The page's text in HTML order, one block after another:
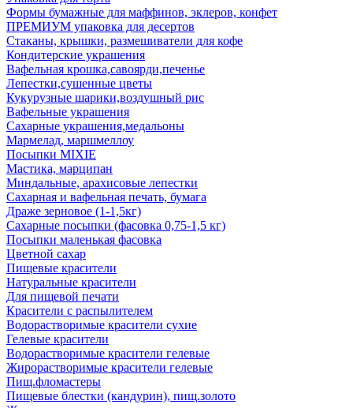
Формы бумажные для маффинов, эклеров, конфет
ПРЕМИУМ упаковка для десертов
Стаканы, крышки, размешиватели для кофе
Кондитерские украшения
Вафельная крошка,савоярди,печенье
Лепестки,сушенные цветы
Кукурузные шарики,воздушный рис
Вафельные украшения
Сахарные украшения,медальоны
Мармелад, маршмеллоу
Посыпки MIXIE
Мастика, марципан
Миндальные, арахисовые лепестки
Сахарная и вафельная печать, бумага
Драже зерновое (1-1,5кг)
Сахарные посыпки (фасовка 0,75-1,5 кг)
Посыпки маленькая фасовка
Цветной сахар
Пищевые красители
Натуральные красители
Для пищевой печати
Красители с распылителем
Водорастворимые красители сухие
Гелевые красители
Водорастворимые красители гелевые
Жирорастворимые красители гелевые
Пищ.фломастеры
Пищевые блестки (кандурин), пищ.золото